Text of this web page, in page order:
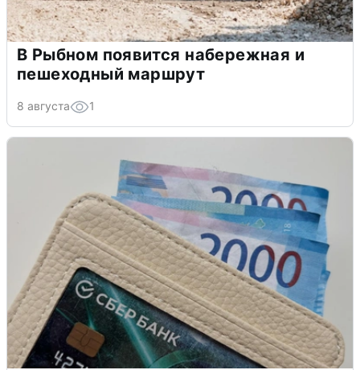
В Рыбном появится набережная и
пешеходный маршрут
8 августа 1